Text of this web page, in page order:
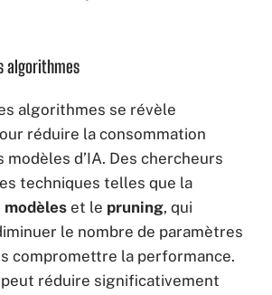
algorithmes
algorithmes se révèle
réduire la consommation
d’IA. Des chercheurs
techniques telles que la
modèles et le pruning, qui
le nombre de paramètres
compromettre la performance.
réduire significativement